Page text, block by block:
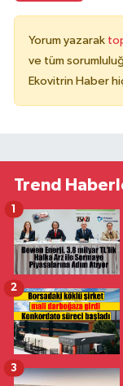
Yorum yazarak
ve tüm
Ekovitrin Haber
Trend
1
2
3